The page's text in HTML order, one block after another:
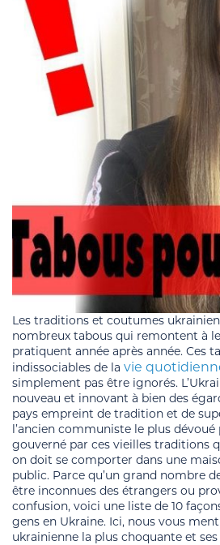
Les traditions et coutumes
nombreux tabous qui remontent à
pratiquent année après année. Ces
indissociables de la vie
simplement pas être ignorés.
nouveau et innovant à bien des
pays empreint de tradition et de
l’ancien communiste le plus
gouverné par ces vieilles traditions
on doit se comporter dans une
public. Parce qu’un grand nombre
être inconnues des étrangers ou
confusion, voici une liste de 10
gens en Ukraine. Ici, nous vous
ukrainienne la plus choquante et ses